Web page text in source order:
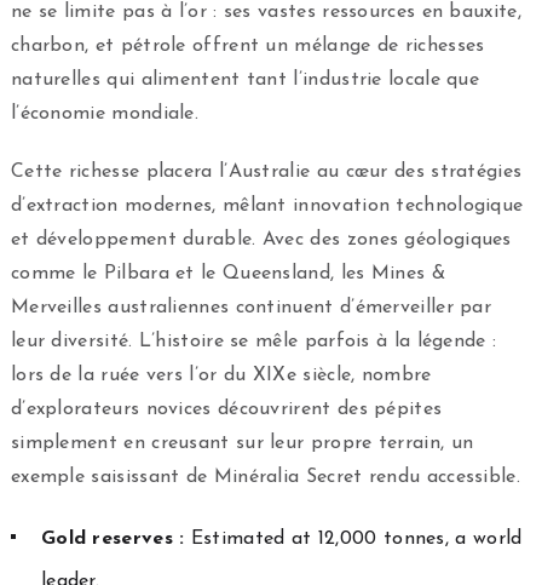
ne se limite pas à l’or : ses vastes ressources en bauxite,
charbon, et pétrole offrent un mélange de richesses
naturelles qui alimentent tant l’industrie locale que
l’économie mondiale.
Cette richesse placera l’Australie au cœur des stratégies
d’extraction modernes, mêlant innovation technologique
et développement durable. Avec des zones géologiques
comme le Pilbara et le Queensland, les Mines &
Merveilles australiennes continuent d’émerveiller par
leur diversité. L’histoire se mêle parfois à la légende :
lors de la ruée vers l’or du XIXe siècle, nombre
d’explorateurs novices découvrirent des pépites
simplement en creusant sur leur propre terrain, un
exemple saisissant de Minéralia Secret rendu accessible.
Gold reserves : Estimated at 12,000 tonnes, a world